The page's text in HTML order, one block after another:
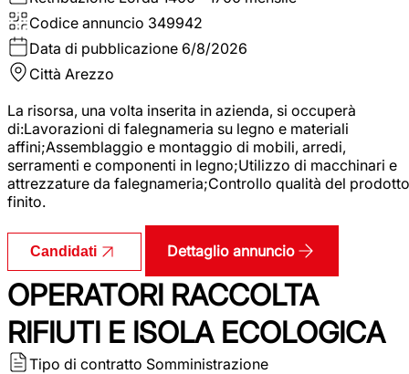
Codice annuncio 349942
Data di pubblicazione 6/8/2026
Città Arezzo
La risorsa, una volta inserita in azienda, si occuperà
di:Lavorazioni di falegnameria su legno e materiali
affini;Assemblaggio e montaggio di mobili, arredi,
serramenti e componenti in legno;Utilizzo di macchinari e
attrezzature da falegnameria;Controllo qualità del prodotto
finito.
Candidati Dettaglio annuncio
OPERATORI RACCOLTA
RIFIUTI E ISOLA ECOLOGICA
Tipo di contratto Somministrazione